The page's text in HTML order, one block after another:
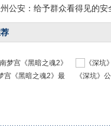
公安：给予群众看得见的安
宫《黑暗之魂2》最 《深坑》